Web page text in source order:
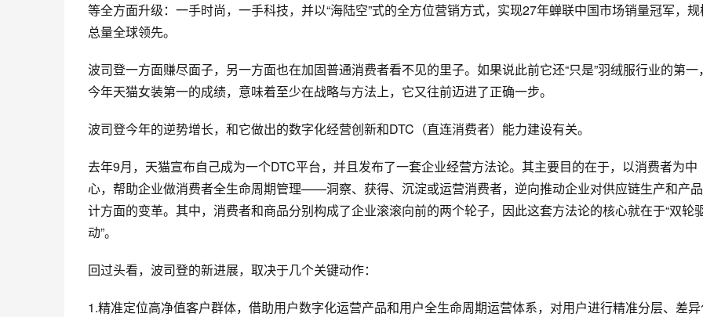
等全方面升级：一手时尚，一手科技，并以“海陆空”式的全方位营销方式，实现27年蝉联中国市场销量冠军，
总量全球领先。
波司登一方面赚尽面子，另一方面也在加固普通消费者看不见的里子。如果说此前它还“只是”羽绒服行业的第一，
今年天猫女装第一的成绩，意味着至少在战略与方法上，它又往前迈进了正确一步。
波司登今年的逆势增长，和它做出的数字化经营创新和DTC（直连消费者）能力建设有关。
去年9月， 天猫宣布自己成为一个DTC平台，并且发布了一套企业经营方法论。其主要目的在于，以消费者为中
心，帮助企业做消费者全生命周期管理——洞察、获得、沉淀或运营消费者，逆向推动企业对供应链生产和产
计方面的变革。其中，消费者和商品分别构成了企业滚滚向前的两个轮子，因此这套方法论的核心就在于“双轮
动”。
回过头看，波司登的新进展，取决于几个关键动作：
1.精准定位高净值客户群体，借助用户数字化运营产品和用户全生命周期运营体系，对用户进行精准分层、差